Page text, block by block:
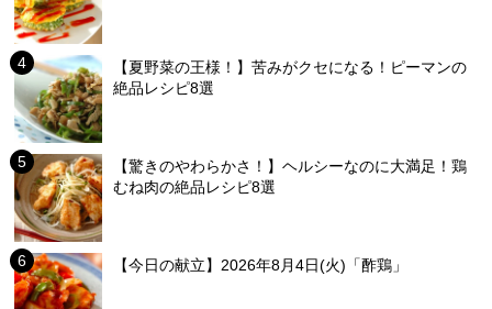
【夏野菜の王様！】苦みがクセになる！ピーマンの
絶品レシピ8選
【驚きのやわらかさ！】ヘルシーなのに大満足！鶏
むね肉の絶品レシピ8選
【今日の献立】2026年8月4日(火)「酢鶏」